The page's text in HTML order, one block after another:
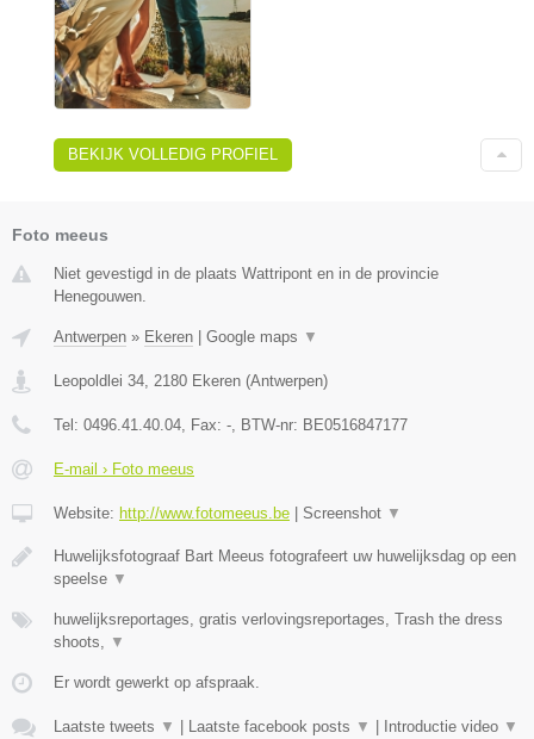
BEKIJK VOLLEDIG PROFIEL
Foto meeus
Niet gevestigd in de plaats Wattripont en in de provincie
Henegouwen.
Antwerpen » Ekeren Google maps ▼
Leopoldlei 34 2180 Ekeren (Antwerpen)
Tel: 0496.41.40.04 , Fax: - , BTW-nr: BE0516847177
E-mail › Foto meeus
Website: http://www.fotomeeus.be Screenshot ▼
Huwelijksfotograaf Bart Meeus fotografeert uw huwelijksdag op een
speelse ▼
huwelijksreportages, gratis verlovingsreportages, Trash the dress
shoots,
▼
Er wordt gewerkt op afspraak.
Laatste tweets ▼ Laatste facebook posts ▼ Introductie video ▼